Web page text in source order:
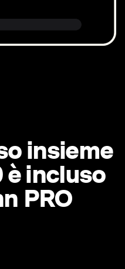
insieme
è incluso
PRO